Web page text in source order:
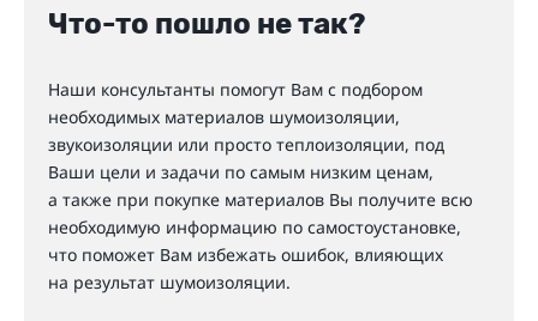
Что-то пошло не так?
Наши консультанты помогут Вам с подбором
необходимых материалов шумоизоляции,
звукоизоляции или просто теплоизоляции, под
Ваши цели и задачи по самым низким ценам,
а также при покупке материалов Вы получите всю
необходимую информацию по самостоустановке,
что поможет Вам избежать ошибок, влияющих
на результат шумоизоляции.